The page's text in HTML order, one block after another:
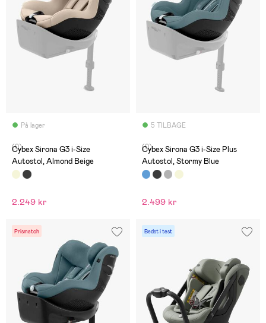
På lager
(0)
Cybex Sirona G3 i-Size
Autostol, Almond Beige
2.249 kr
5 TILBAGE
(0)
Cybex Sirona G3 i-Size Plus
Autostol, Stormy Blue
2.499 kr
Prismatch Bedst i test